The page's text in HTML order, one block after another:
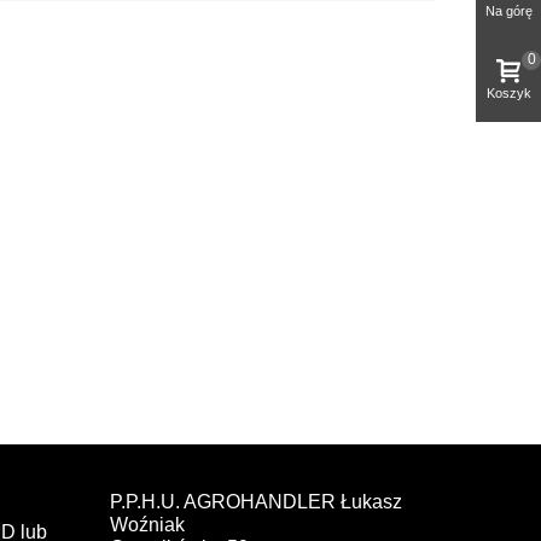
lub
P.P.H.U. AGROHANDLER Łukasz
Woźniak
Na górę
Koszyk
0